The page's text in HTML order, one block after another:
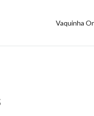
Vaquinha